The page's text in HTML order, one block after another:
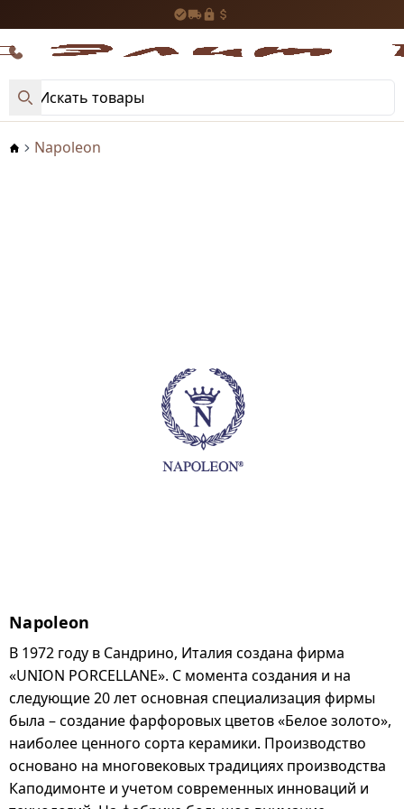
Napoleon
Napoleon
В 1972 году в Сандрино, Италия создана фирма
«UNION PORCELLANE». С момента создания и на
следующие 20 лет основная специализация фирмы
была – создание фарфоровых цветов «Белое золото»,
наиболее ценного сорта керамики. Производство
основано на многовековых традициях производства
Каподимонте и учетом современных инноваций и